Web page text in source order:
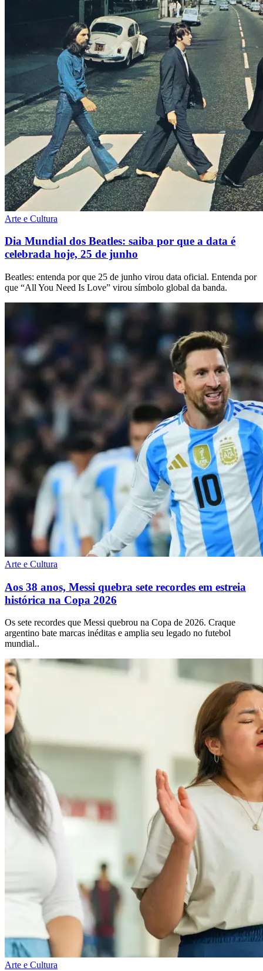
Arte e Cultura
Dia Mundial dos Beatles: saiba por que a data é
celebrada hoje, 25 de junho
Beatles: entenda por que 25 de junho virou data oficial. Entenda por
que “All You Need Is Love” virou símbolo global da banda.
Arte e Cultura
Aos 38 anos, Messi quebra sete recordes em estreia
histórica na Copa 2026
Os sete recordes que Messi quebrou na Copa de 2026. Craque
argentino bate marcas inéditas e amplia seu legado no futebol
mundial..
Arte e Cultura